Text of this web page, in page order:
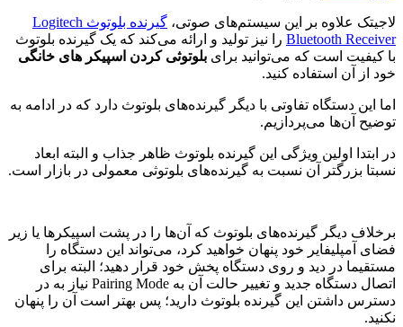
لاجیتک علاوه بر این سیستم‌های صوتی،
گیرنده بلوتوث Logitech
Bluetooth Receiver را نیز تولید و ارائه می‌کند که یک گیرنده بلوتوث
با کیفیت است که می‌توانید برای بلوتوثی کردن اسپیکر های خانگی
خود از آن استفاده کنید.
اما این دستگاه تفاوتی با دیگر گیرنده‌های بلوتوث دارد که در ادامه به
توضیح آن‌ها می‌پردازیم.
در ابتدا اولین ویژگی این گیرنده بلوتوث ظاهر جذاب و البته ابعاد
نسبتا بزرگتر آن نسبت به گیرنده‌های بلوتوثی معمولی در بازار است.
برخلاف دیگر گیرنده‌های بلوتوث که آن‌ها را در پشت اسپیکرها یا زیر
فضای آمپلیفایر خود پنهان خواهید کرد، می‌تواند این دستگاه را
مستقیما در دید و روی دستگاه پخش خود قرار دهید؛ البته برای
اتصال دستگاه جدید و تغییر حالت آن به Pairing Mode نیاز به در
دسترس داشتن این گیرنده بلوتوث دارید؛ پس بهتر است آن را پنهان
نکنید.